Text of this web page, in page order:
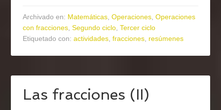
Archivado en: Matemáticas ,Operaciones ,Operaciones
con fracciones ,Segundo ciclo ,Tercer ciclo
Etiquetado con:actividades ,fracciones resúmenes
Las fracciones (II)